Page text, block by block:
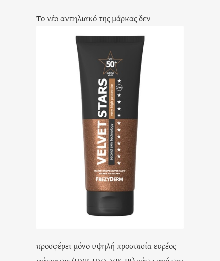
Το νέο αντηλιακό της μάρκας δεν
προσφέρει μόνο υψηλή προστασία ευρέος